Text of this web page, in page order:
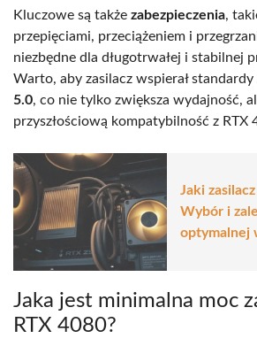
Kluczowe są także zabezpieczenia,
przepięciami, przeciążeniem i
niezbędne dla długotrwałej i stabilnej
Warto, aby zasilacz wspierał standardy
5.0, co nie tylko zwiększa wydajność,
przyszłościową kompatybilność z RTX
Jaki
Wybór i
optymalnej
Jaka jest minimalna moc
RTX 4080?